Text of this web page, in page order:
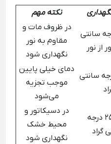
نکته مهم
8 درجه سانتی
از نور
در ظروف مات و
مقاوم به نور
نگهداری شود
10 درجه سانتی
دمای خیلی پایین
موجب تجزیه
می‌شود
20 تا 25 درجه
گراد
در دسیکاتور و
محیط خشک
نگهداری شود